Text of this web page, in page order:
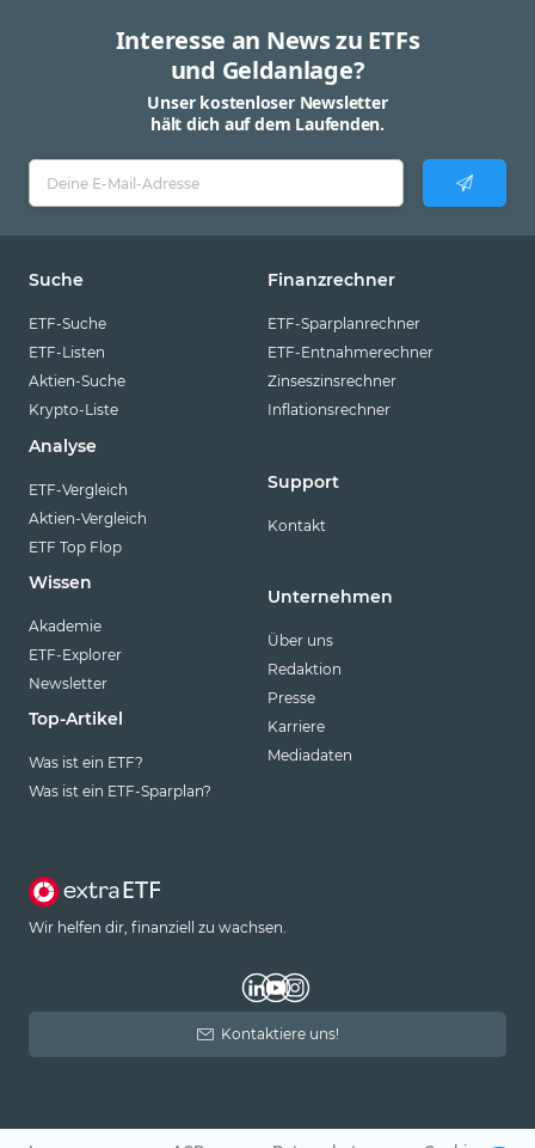
Interesse an News zu ETFs
und Geldanlage?
Unser kostenloser Newsletter
hält dich auf dem Laufenden.
Suche
ETF-Suche
ETF-Listen
Aktien-Suche
Krypto-Liste
Analyse
ETF-Vergleich
Aktien-Vergleich
ETF Top Flop
Wissen
Akademie
ETF-Explorer
Newsletter
Top-Artikel
Was ist ein ETF?
Was ist ein ETF-Sparplan?
Finanzrechner
ETF-Sparplanrechner
ETF-Entnahmerechner
Zinseszinsrechner
Inflationsrechner
Support
Kontakt
Unternehmen
Über uns
Redaktion
Presse
Karriere
Mediadaten
Wir helfen dir, finanziell zu wachsen.
Kontaktiere uns!